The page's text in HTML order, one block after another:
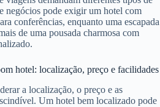
negócios pode exigir um hotel com
conferências, enquanto uma escapada
de uma pousada charmosa com
hotel: localização, preço e facilidades
a localização, o preço e as
Um hotel bem localizado pode